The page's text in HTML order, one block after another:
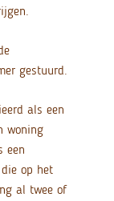
gestuurd.
als een
woning
een
op het
al twee of